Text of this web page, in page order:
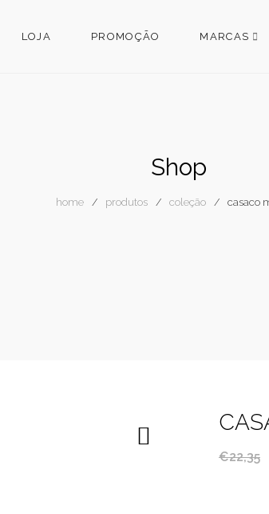
LOJA PROMOÇÃO MARCAS
Shop
home produtos coleção casaco
€22,35